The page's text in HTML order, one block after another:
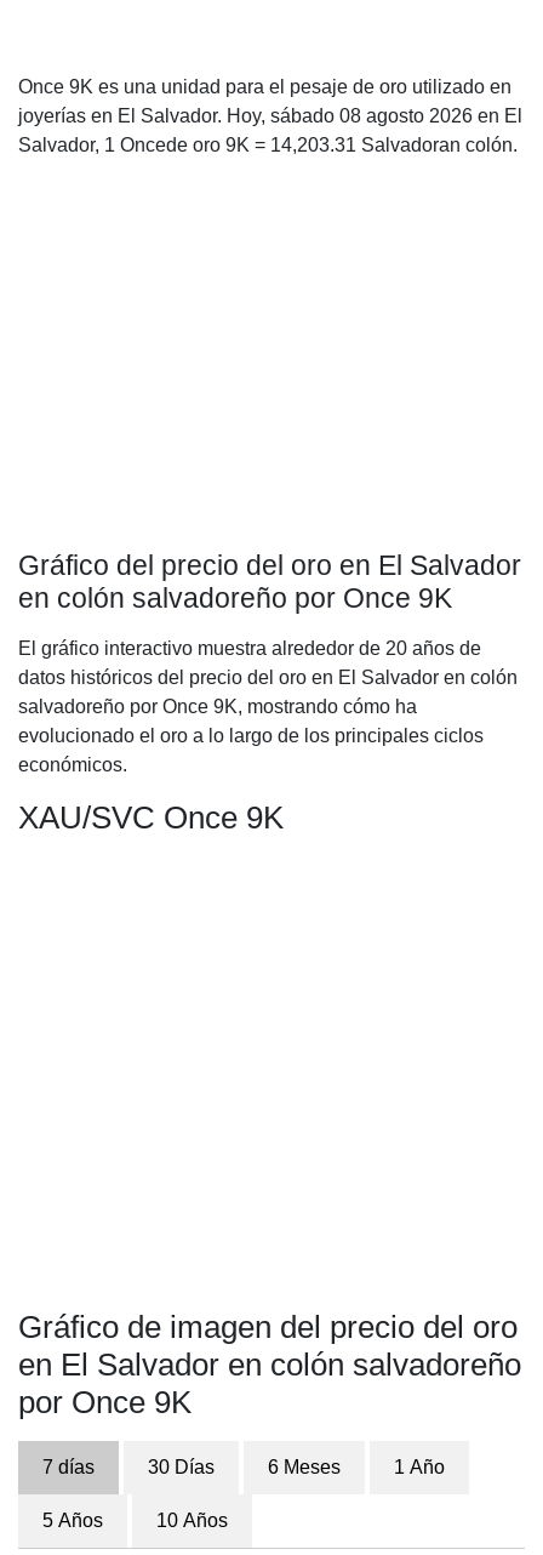
Once 9K es una unidad para el pesaje de oro utilizado en
joyerías en El Salvador. Hoy, sábado 08 agosto 2026 en El
Salvador, 1 Oncede oro 9K = 14,203.31 Salvadoran colón.
Gráfico del precio del oro en El Salvador
en colón salvadoreño por Once 9K
El gráfico interactivo muestra alrededor de 20 años de
datos históricos del precio del oro en El Salvador en colón
salvadoreño por Once 9K, mostrando cómo ha
evolucionado el oro a lo largo de los principales ciclos
económicos.
XAU/SVC Once 9K
Gráfico de imagen del precio del oro
en El Salvador en colón salvadoreño
por Once 9K
7 días 30 Días 6 Meses 1 Año
5 Años 10 Años